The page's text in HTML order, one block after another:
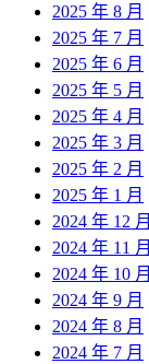
2025 年 8 月
2025 年 7 月
2025 年 6 月
2025 年 5 月
2025 年 4 月
2025 年 3 月
2025 年 2 月
2025 年 1 月
2024 年 12 月
2024 年 11 月
2024 年 10 月
2024 年 9 月
2024 年 8 月
2024 年 7 月